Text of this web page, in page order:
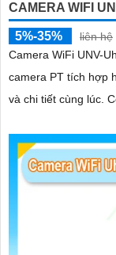
CAMERA WIFI
5%-35%
liên hệ
Camera WiFi UNV-
camera PT tích hợp
và chi tiết cùng lúc.